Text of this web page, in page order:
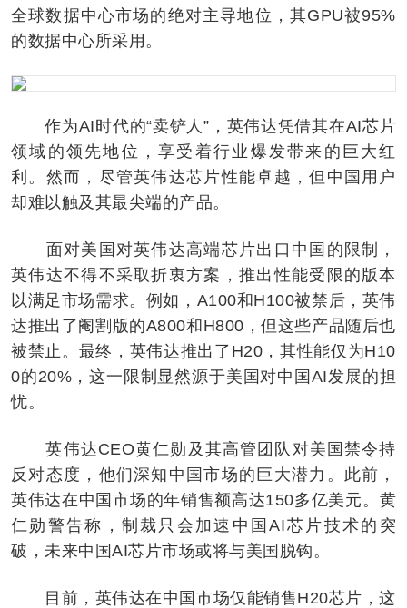
全球数据中心市场的绝对主导地位，其GPU被95%
的数据中心所采用。
作为AI时代的“卖铲人”，英伟达凭借其在AI芯片
领域的领先地位，享受着行业爆发带来的巨大红
利。然而，尽管英伟达芯片性能卓越，但中国用户
却难以触及其最尖端的产品。
面对美国对英伟达高端芯片出口中国的限制，
英伟达不得不采取折衷方案，推出性能受限的版本
以满足市场需求。例如，A100和H100被禁后，英伟
达推出了阉割版的A800和H800，但这些产品随后也
被禁止。最终，英伟达推出了H20，其性能仅为H10
0的20%，这一限制显然源于美国对中国AI发展的担
忧。
英伟达CEO黄仁勋及其高管团队对美国禁令持
反对态度，他们深知中国市场的巨大潜力。此前，
英伟达在中国市场的年销售额高达150多亿美元。黄
仁勋警告称，制裁只会加速中国AI芯片技术的突
破，未来中国AI芯片市场或将与美国脱钩。
目前，英伟达在中国市场仅能销售H20芯片，这